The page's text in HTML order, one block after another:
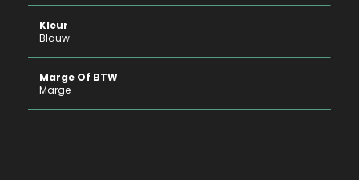
Kleur
Blauw
Marge Of BTW
Marge